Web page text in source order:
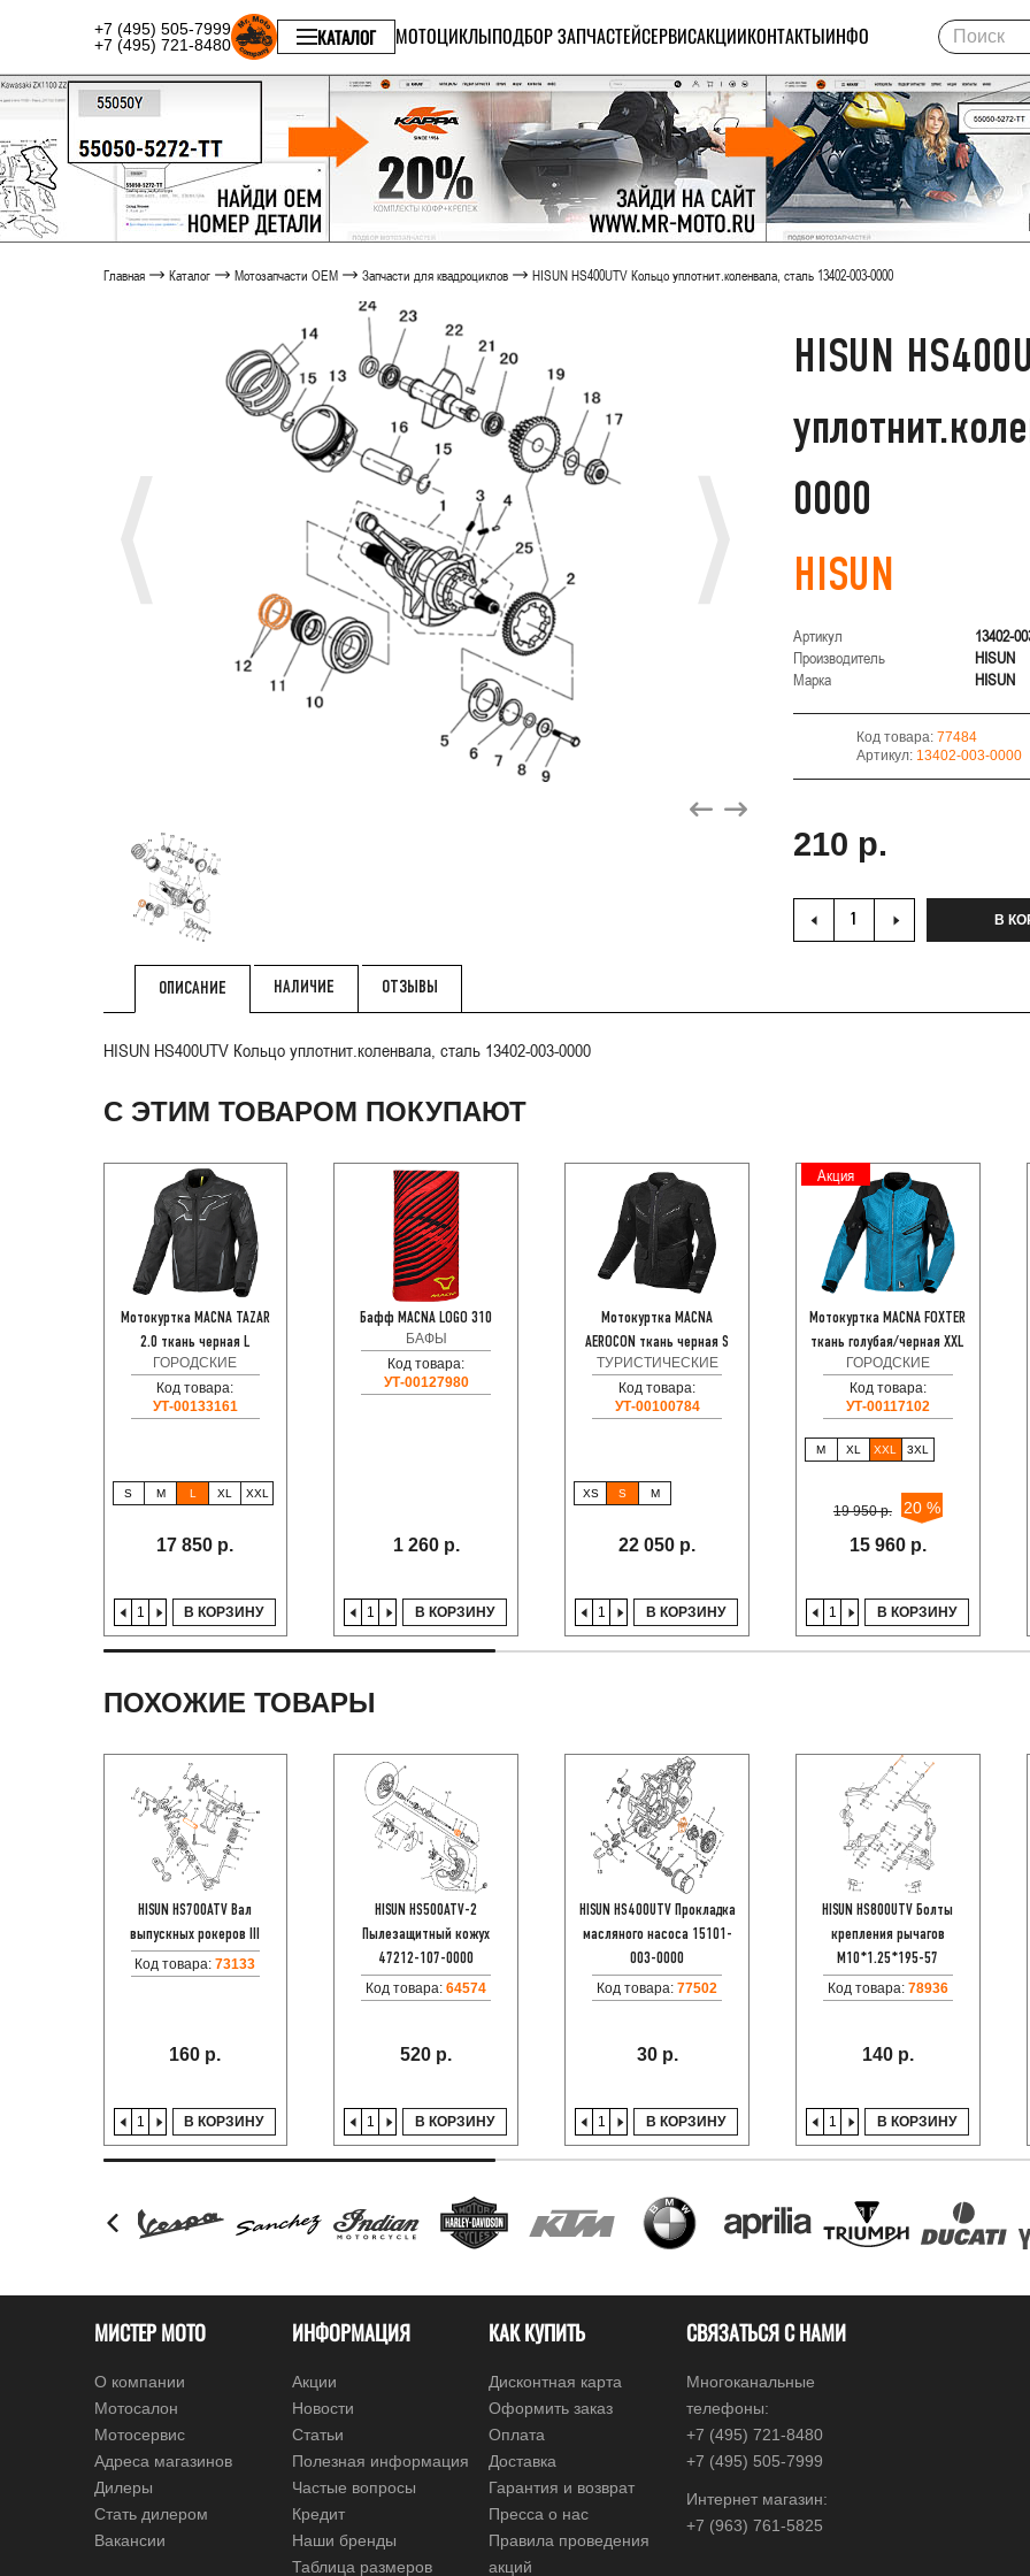
+7 (495) 505-7999
+7 (495) 721-8480
КАТАЛОГ МОТОЦИКЛЫПОДБОР ЗАПЧАСТЕЙСЕРВИСАКЦИИКОНТАКТЫИНФО
Главная Каталог Мотозапчасти OEM Запчасти для квадроциклов HISUN HS400UTV Кольцо уплотнит.коленвала, сталь 13402-003-0000
HISUN
0000
HISUN
Артикул
13402-
Производитель
HISUN
Марка
HISUN
Код товара: 77484
Артикул: 13402-003-0000
210 р.
В
ОПИСАНИЕ НАЛИЧИЕ ОТЗЫВЫ
HISUN HS400UTV Кольцо уплотнит.коленвала, сталь 13402-003-0000
С ЭТИМ ТОВАРОМ ПОКУПАЮТ
Мотокуртка MACNA TAZAR
2.0 ткань черная L
ГОРОДСКИЕ
Код товара:
УТ-00133161
S M L XL XXL
17 850 р.
В КОРЗИНУ
Бафф MACNA LOGO 310
БАФЫ
Код товара:
УТ-00127980
1 260 р.
В КОРЗИНУ
Мотокуртка MACNA
AEROCON ткань черная S
ТУРИСТИЧЕСКИЕ
Код товара:
УТ-00100784
XS S M
22 050 р.
В КОРЗИНУ
Акция
Мотокуртка MACNA FOXTER
ткань голубая/черная XXL
ГОРОДСКИЕ
Код товара:
УТ-00117102
M XL XXL 3XL
19 950 р. 20 %
15 960 р.
В КОРЗИНУ
ПОХОЖИЕ ТОВАРЫ
HISUN HS700ATV Вал
выпускных рокеров III
Код товара:73133
160 р.
В КОРЗИНУ
HISUN HS500ATV-2
Пылезащитный кожух
47212-107-0000
Код товара:64574
520 р.
В КОРЗИНУ
HISUN HS400UTV Прокладка
масляного насоса 15101-
003-0000
Код товара:77502
30 р.
В КОРЗИНУ
HISUN HS800UTV Болты
крепления рычагов
M10*1.25*195-57
Код товара: 78936
140 р.
В КОРЗИНУ
МИСТЕР МОТО
О компании
Мотосалон
Мотосервис
Адреса магазинов
Дилеры
Стать дилером
Вакансии
ИНФОРМАЦИЯ
Акции
Новости
Статьи
Полезная информация
Частые вопросы
Кредит
Наши бренды
Таблица размеров
КАК КУПИТЬ
Дисконтная карта
Оформить заказ
Оплата
Доставка
Гарантия и возврат
Пресса о нас
Правила проведения
акций
СВЯЗАТЬСЯ С НАМИ
Многоканальные
телефоны:
+7 (495) 721-8480
+7 (495) 505-7999
Интернет магазин:
+7 (963) 761-5825